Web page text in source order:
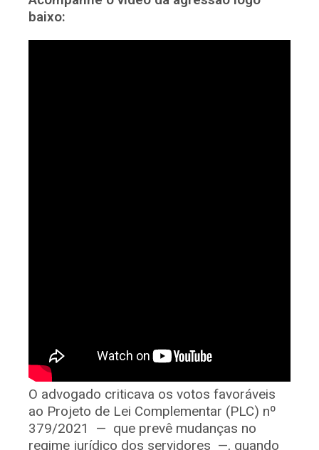
baixo:
O advogado criticava os votos favoráveis
ao Projeto de Lei Complementar (PLC) nº
379/2021 — que prevê mudanças no
regime jurídico dos servidores —, quando